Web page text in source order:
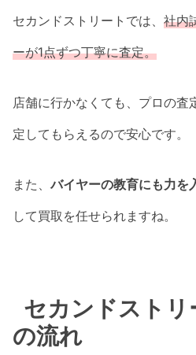
セカンドストリートでは、 社内
ーが1点ずつ丁寧に査定。
店舗に行かなくても、プロの査
定してもらえるので安心です。
また、バイヤーの教育にも力を
して買取を任せられますね。
セカンドストリ
の流れ